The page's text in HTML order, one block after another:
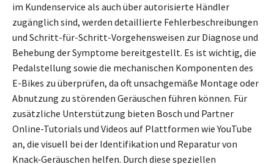
im Kundenservice als auch über autorisierte Händler
zugänglich sind, werden detaillierte Fehlerbeschreibungen
und Schritt-für-Schritt-Vorgehensweisen zur Diagnose und
Behebung der Symptome bereitgestellt. Es ist wichtig, die
Pedalstellung sowie die mechanischen Komponenten des
E-Bikes zu überprüfen, da oft unsachgemäße Montage oder
Abnutzung zu störenden Geräuschen führen können. Für
zusätzliche Unterstützung bieten Bosch und Partner
Online-Tutorials und Videos auf Plattformen wie YouTube
an, die visuell bei der Identifikation und Reparatur von
Knack-Geräuschen helfen. Durch diese speziellen